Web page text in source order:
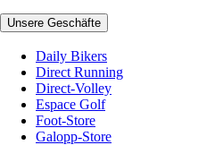
Unsere Geschäfte
Daily Bikers
Direct Running
Direct-Volley
Espace Golf
Foot-Store
Galopp-Store